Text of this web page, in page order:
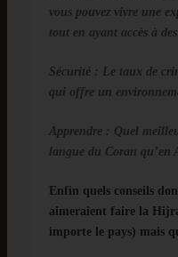
vous pouvez vivre une
tout en ayant accès à
Sécurité : Le taux de
qui offre un
Apprendre : Quel
langue du Coran qu’en
Enfin quels conseils
aimeraient faire la
importe le pays) mais